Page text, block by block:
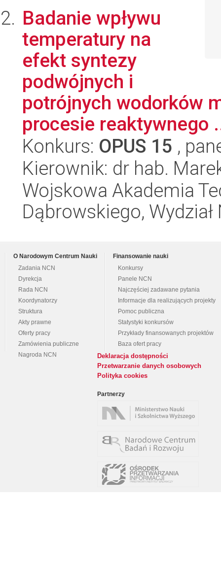
Badanie wpływu
temperatury na
efekt syntezy
podwójnych i
potrójnych wodorków
procesie reaktywnego
Konkurs: OPUS 15 ,
Kierownik: dr hab.
Wojskowa Akademia
Dąbrowskiego,
O Narodowym Centrum Nauki
Zadania NCN
Dyrekcja
Rada NCN
Koordynatorzy
Struktura
Akty prawne
Oferty pracy
Zamówienia publiczne
Nagroda NCN
Finansowanie nauki
Konkursy
Panele NCN
Najczęściej zadawane pytania
Informacje dla realizujących projekty
Pomoc publiczna
Statystyki konkursów
Przykłady finansowanych projektów
Baza ofert pracy
Deklaracja dostępności
Przetwarzanie danych osobowych
Polityka cookies
Partnerzy